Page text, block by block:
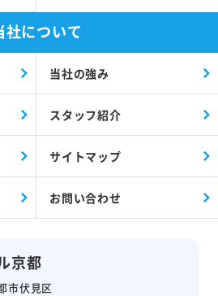
京都
市伏見区
社について
当社の強み
スタッフ紹介
サイトマップ
お問い合わせ